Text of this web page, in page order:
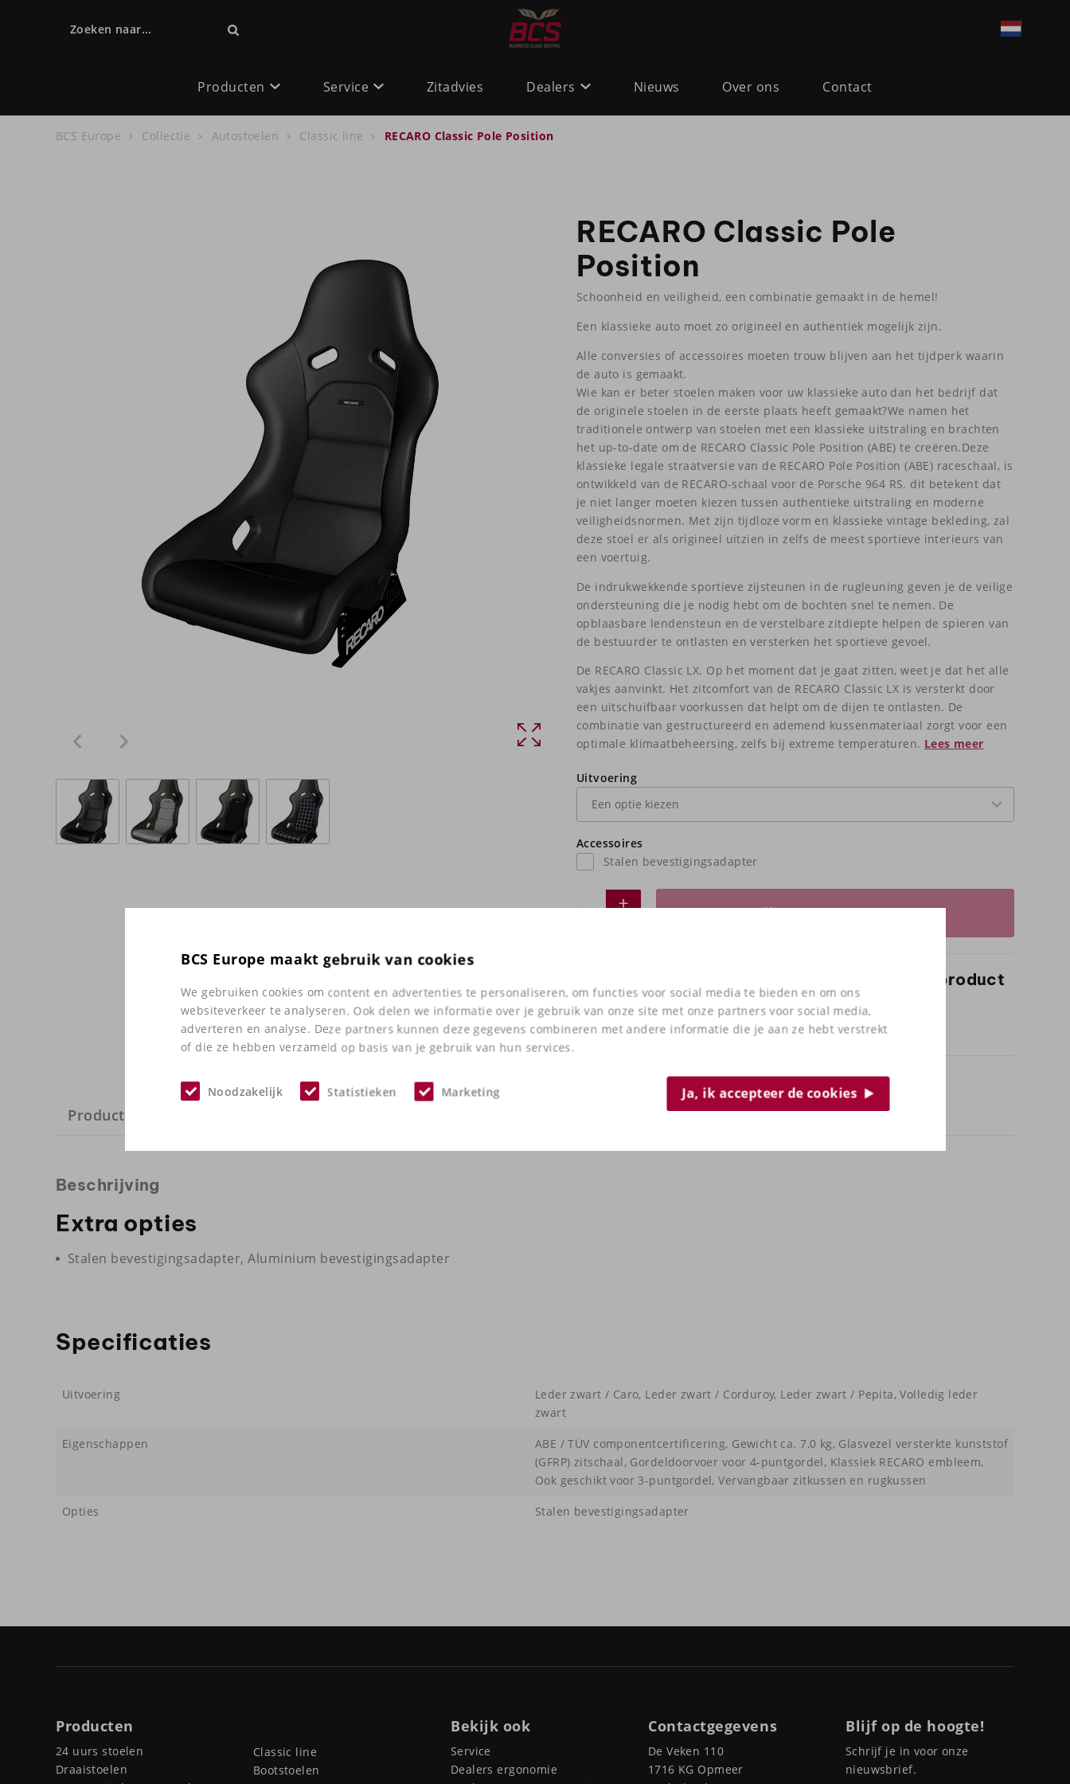
BCS Europe maakt gebruik van cookies
We gebruiken cookies om content en advertenties te personaliseren, om functies voor social media te bieden en om ons
websiteverkeer te analyseren. Ook delen we informatie over je gebruik van onze site met onze partners voor social media,
adverteren en analyse. Deze partners kunnen deze gegevens combineren met andere informatie die je aan ze hebt verstrekt
of die ze hebben verzameld op basis van je gebruik van hun services.
Noodzakelijk Statistieken Marketing Ja, ik accepteer de cookies
Zoeken naar...
Producten Service Zitadvies Dealers Nieuws Over ons Contact
BCS Europe Collectie Autostoelen Classic line RECARO Classic Pole Position
RECARO Classic Pole
Position
Schoonheid en veiligheid, een combinatie gemaakt in de hemel!
Een klassieke auto moet zo origineel en authentiek mogelijk zijn.
Alle conversies of accessoires moeten trouw blijven aan het tijdperk waarin
de auto is gemaakt.
Wie kan er beter stoelen maken voor uw klassieke auto dan het bedrijf dat
de originele stoelen in de eerste plaats heeft gemaakt?We namen het
traditionele ontwerp van stoelen met een klassieke uitstraling en brachten
het up-to-date om de RECARO Classic Pole Position (ABE) te creëren.Deze
klassieke legale straatversie van de RECARO Pole Position (ABE) raceschaal, is
ontwikkeld van de RECARO-schaal voor de Porsche 964 RS. dit betekent dat
je niet langer moeten kiezen tussen authentieke uitstraling en moderne
veiligheidsnormen. Met zijn tijdloze vorm en klassieke vintage bekleding, zal
deze stoel er als origineel uitzien in zelfs de meest sportieve interieurs van
een voertuig.
De indrukwekkende sportieve zijsteunen in de rugleuning geven je de veilige
ondersteuning die je nodig hebt om de bochten snel te nemen. De
opblaasbare lendensteun en de verstelbare zitdiepte helpen de spieren van
de bestuurder te ontlasten en versterken het sportieve gevoel.
De RECARO Classic LX. Op het moment dat je gaat zitten, weet je dat het alle
vakjes aanvinkt. Het zitcomfort van de RECARO Classic LX is versterkt door
een uitschuifbaar voorkussen dat helpt om de dijen te ontlasten. De
combinatie van gestructureerd en ademend kussenmateriaal zorgt voor een
optimale klimaatbeheersing, zelfs bij extreme temperaturen. Lees meer
Uitvoering
Accessoires
Stalen bevestigingsadapter
Prijsopgave aanvragen
Heb jij vragen over dit product of wil je het product
in het onze winkel bekijken?
Neemcontact met ons op en kom bij ons proefzitten!
Productinformatie
Beschrijving
Extra opties
Stalen bevestigingsadapter, Aluminium bevestigingsadapter
Specificaties
Uitvoering
Leder zwart / Caro, Leder zwart / Corduroy, Leder zwart / Pepita, Volledig leder
zwart
Eigenschappen
ABE / TÜV componentcertificering, Gewicht ca. 7,0 kg, Glasvezel versterkte kunststof
(GFRP) zitschaal, Gordeldoorvoer voor 4-puntgordel, Klassiek RECARO embleem,
Ook geschikt voor 3-puntgordel, Vervangbaar zitkussen en rugkussen
Opties Stalen bevestigingsadapter
Producten
24 uurs stoelen
Draaistoelen
Classic line
Bootstoelen
Bekijk ook
Service
Dealers ergonomie
Contactgegevens
De Veken 110
1716 KG Opmeer
Blijf op de hoogte!
Schrijf je in voor onze
nieuwsbrief.